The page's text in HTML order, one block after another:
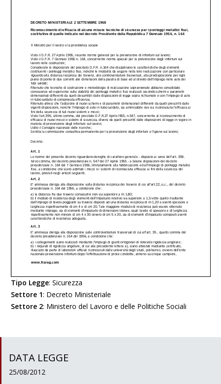
Tipo Legge:Sicurezza
Settore 1: Decreto Ministeriale
Settore 2: Ministero del Lavoro e delle Politiche Sociali
DATA LEGGE
25/08/2012